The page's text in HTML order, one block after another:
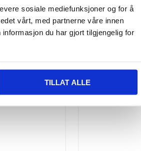
sosiale mediefunksjoner og for å
vårt, med partnerne våre innen
du har gjort tilgjengelig for
TILLAT ALLE
moderne touch
sørger for at
Ultra på få